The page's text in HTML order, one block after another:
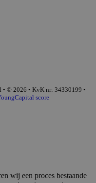
© 2026 • KvK nr: 34330199 •
score
wij een proces bestaande